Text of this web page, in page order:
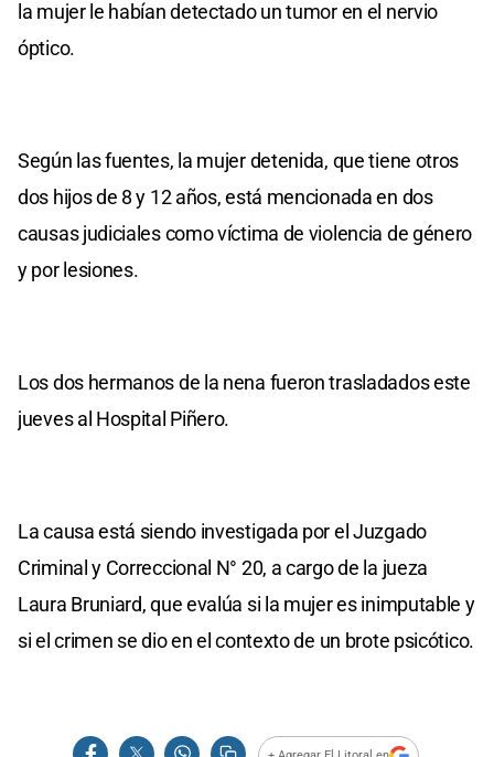
la mujer le habían detectado un tumor en el nervio
óptico.
Según las fuentes, la mujer detenida, que tiene otros
dos hijos de 8 y 12 años, está mencionada en dos
causas judiciales como víctima de violencia de género
y por lesiones.
Los dos hermanos de la nena fueron trasladados este
jueves al Hospital Piñero.
La causa está siendo investigada por el Juzgado
Criminal y Correccional N° 20, a cargo de la jueza
Laura Bruniard, que evalúa si la mujer es inimputable y
si el crimen se dio en el contexto de un brote psicótico.